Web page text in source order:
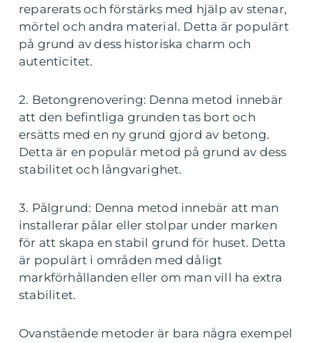
reparerats och förstärks med hjälp av stenar,
mörtel och andra material. Detta är populärt
på grund av dess historiska charm och
autenticitet.
2. Betongrenovering: Denna metod innebär
att den befintliga grunden tas bort och
ersätts med en ny grund gjord av betong.
Detta är en populär metod på grund av dess
stabilitet och långvarighet.
3. Pålgrund: Denna metod innebär att man
installerar pålar eller stolpar under marken
för att skapa en stabil grund för huset. Detta
är populärt i områden med dåligt
markförhållanden eller om man vill ha extra
stabilitet.
Ovanstående metoder är bara några exempel